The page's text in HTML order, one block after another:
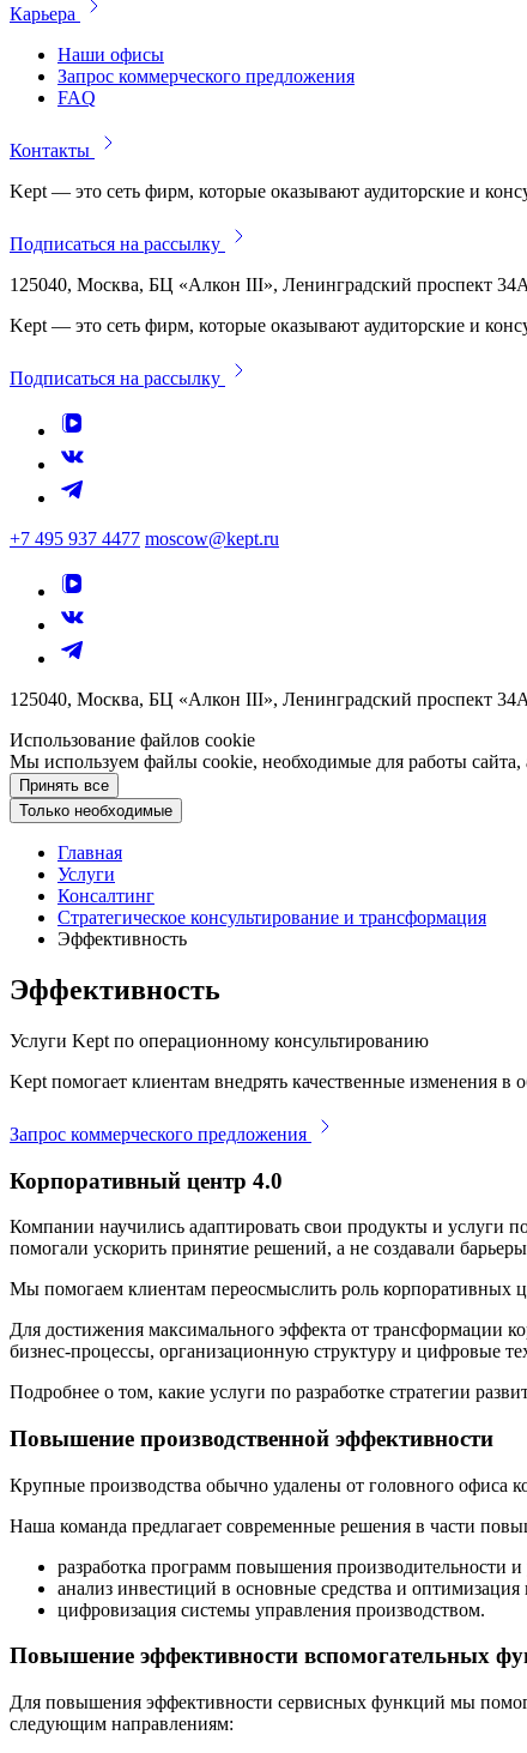
Карьера
Наши офисы
Запрос коммерческого предложения
FAQ
Контакты
Kept — это сеть фирм, которые оказывают аудиторские и
Подписаться на рассылку
125040, Москва, БЦ «Алкон III», Ленинградский проспект 34А
Kept — это сеть фирм, которые оказывают аудиторские и
Подписаться на рассылку
+7 495 937 4477 moscow@kept.ru
125040, Москва, БЦ «Алкон III», Ленинградский проспект 34А
Использование файлов cookie
Мы используем файлы cookie, необходимые для работы
Принять все
Только необходимые
Главная
Услуги
Консалтинг
Стратегическое консультирование и трансформация
Эффективность
Эффективность
Услуги Kept по операционному консультированию
Kept помогает клиентам внедрять качественные изменения в
Запрос коммерческого предложения
Корпоративный центр 4.0
Компании научились адаптировать свои продукты и услуги
помогали ускорить принятие решений, а не создавали
Мы помогаем клиентам переосмыслить роль корпоративных
Для достижения максимального эффекта от трансформации
бизнес-процессы, организационную структуру и цифровые
Подробнее о том, какие услуги по разработке стратегии
Повышение производственной эффективности
Крупные производства обычно удалены от головного офиса
Наша команда предлагает современные решения в части
разработка программ повышения производительности
анализ инвестиций в основные средства и
цифровизация системы управления производством.
Повышение эффективности вспомогательных
Для повышения эффективности сервисных функций мы
следующим направлениям: